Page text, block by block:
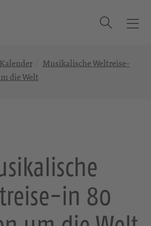
T
Suche
Kalender
Musikalische Weltreise-
die Welt
in 80